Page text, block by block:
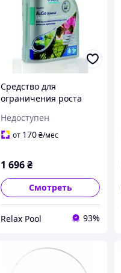
Средство для
ограничения роста
Universal 500 ml, для
10м³ - 50542\51466
Недоступен
от 170₴/мес
1 696₴
Смотреть
Relax Pool 93%